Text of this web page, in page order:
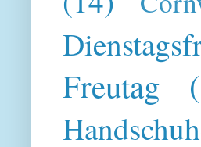
Freutag